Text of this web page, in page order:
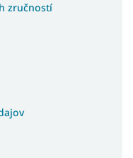
zručností